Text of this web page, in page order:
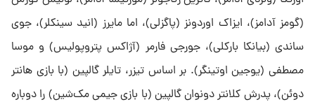
(گومز آدامز)، ایزاک اوردونز (پاگزلی)، اما مایرز (انید سینکلر)، جوی
ساندی (بیانکا بارکلی)، جورجی فارمر (آژاکس پتروپولیس) و موسا
مصطفی (یوجین اوتینگر). بر اساس تیزر، تایلر گالپین (با بازی هانتر
دوئن)، پدرش کلانتر دونوان گالپین (با بازی جیمی مک‌شین) را دوباره